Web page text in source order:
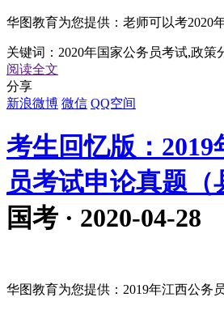
华图教育为您提供：老师可以考2020
关键词： 2020年国家公务员考试,政策
阅读全文
分享
新浪微博 微信 QQ空间
考生回忆版：2019
员考试申论真题（
国考 · 2020-04-28
华图教育为您提供：2019年江西公务